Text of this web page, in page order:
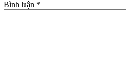
Bình luận *